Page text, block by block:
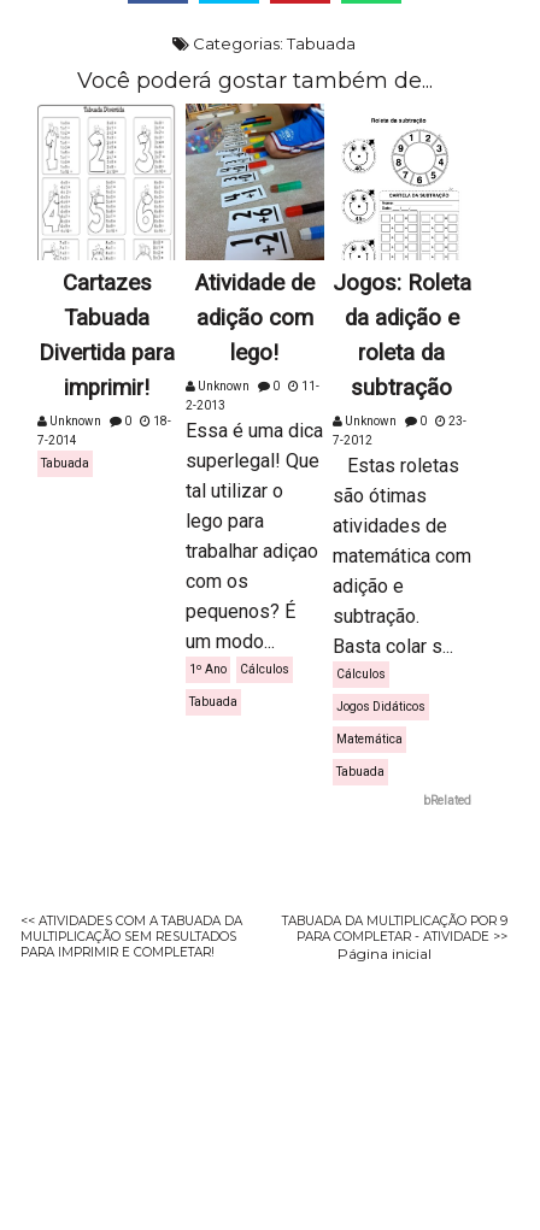
Categorias:Tabuada
Você poderá gostar também de...
Cartazes
Tabuada
Divertida para
imprimir!
Unknown 0
18-
7-2014
Tabuada
Atividade de
adição com
lego!
Unknown 0
11-
2-2013
Essa é uma dica
superlegal! Que
tal utilizar o
lego para
trabalhar adiçao
com os
pequenos? É
um modo...
1º Ano Cálculos
Tabuada
Jogos: Roleta
da adição e
roleta da
subtração
Unknown 0
23-
7-2012
Estas roletas
são ótimas
atividades de
matemática com
adição e
subtração.
Basta colar s...
Cálculos
Jogos Didáticos
Matemática
Tabuada
bRelated
<< ATIVIDADES COM A TABUADA DA
MULTIPLICAÇÃO SEM RESULTADOS
PARA IMPRIMIR E COMPLETAR!
TABUADA DA MULTIPLICAÇÃO POR 9
PARA COMPLETAR - ATIVIDADE >>
Página inicial